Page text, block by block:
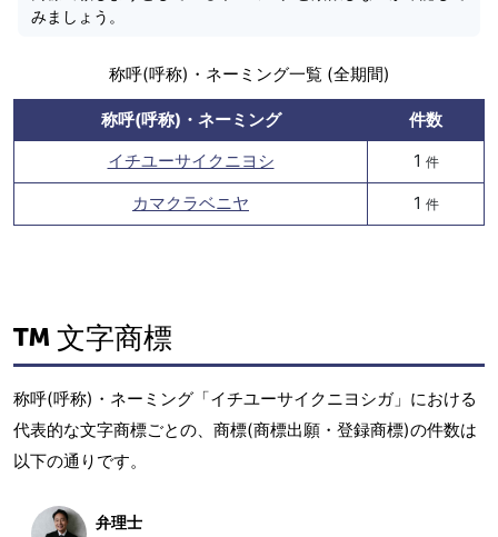
みましょう。
称呼(呼称)・ネーミング一覧 (全期間)
称呼(呼称)・ネーミング
件数
イチユーサイクニヨシ
1 件
カマクラベニヤ 1 件
文字商標
称呼(呼称)・ネーミング「イチユーサイクニヨシガ」における
代表的な文字商標ごとの、商標(商標出願・登録商標)の件数は
以下の通りです。
弁理士